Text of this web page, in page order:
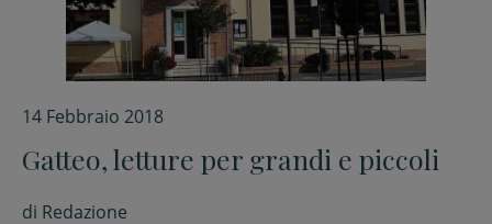
14 Febbraio 2018
Gatteo, letture per grandi e piccoli
di Redazione